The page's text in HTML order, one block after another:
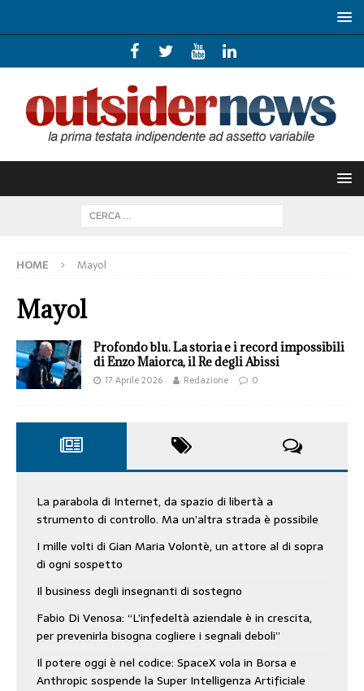
HOME Mayol
Mayol
Profondo blu. La storia e i record impossibili
di Enzo Maiorca, il Re degli Abissi
17 Aprile 2026 Redazione 0
La parabola di Internet, da spazio di libertà a
strumento di controllo. Ma un’altra strada è possibile
I mille volti di Gian Maria Volontè, un attore al di sopra
di ogni sospetto
Il business degli insegnanti di sostegno
Fabio Di Venosa: “L’infedeltà aziendale è in crescita,
per prevenirla bisogna cogliere i segnali deboli”
Il potere oggi è nel codice: SpaceX vola in Borsa e
Anthropic sospende la Super Intelligenza Artificiale